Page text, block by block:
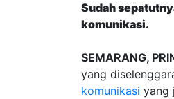
Sudah
komunikasi.
SEMARANG,
yang
komunikasi yang